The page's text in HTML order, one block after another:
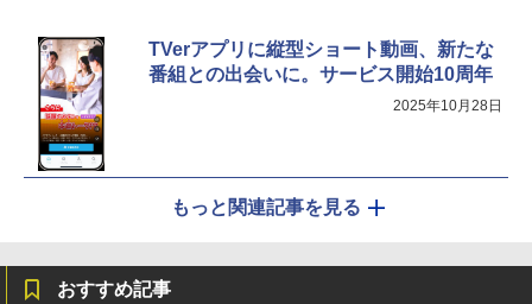
TVerアプリに縦型ショート動画、新たな
番組との出会いに。サービス開始10周年
2025年10月28日
もっと関連記事を見る
おすすめ記事